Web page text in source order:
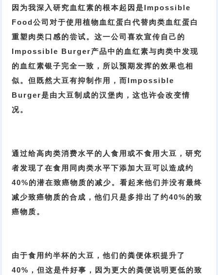
因为我深入研究血红素的根本起因是Impossible
Food公司对于使用植物血红蛋白代替肉类血红蛋白
重塑肉类口感的尝试。这一公司喜欢宣传自己的
Impossible Burger产品中的血红素与肉类中发现
的血红素银子完全一致，所以预期发挥的效果也相
似。但既然大豆有抑制作用，而Impossible
Burger是由大豆制成的汉堡肉，这也许会改变情
况。
通过给高肉类消费水平的人食用或不食用大豆，研究
者发现了在食用同肉类水平下添加大豆可以造成约
40%的潜在致癌物质的减少。看起来他们并没有最终
减少致癌物质的合成，他们只是多排出了约40%的致
癌物质。
由于食用约半杯的大豆，他们的粪便体积提升了
40%，但这是件好事，因为更大的粪便说明更低的致